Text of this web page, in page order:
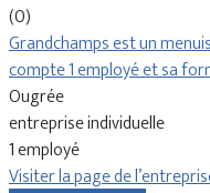
(0)
Grandchamps est un
compte 1 employé et sa
Ougrée
entreprise individuelle
1 employé
Visiter la page de